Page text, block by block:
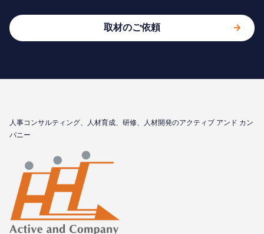
取材のご依頼
⼈事コンサルティング、⼈材育成、研修、⼈材開発のアクティブ アンド カン
パニー